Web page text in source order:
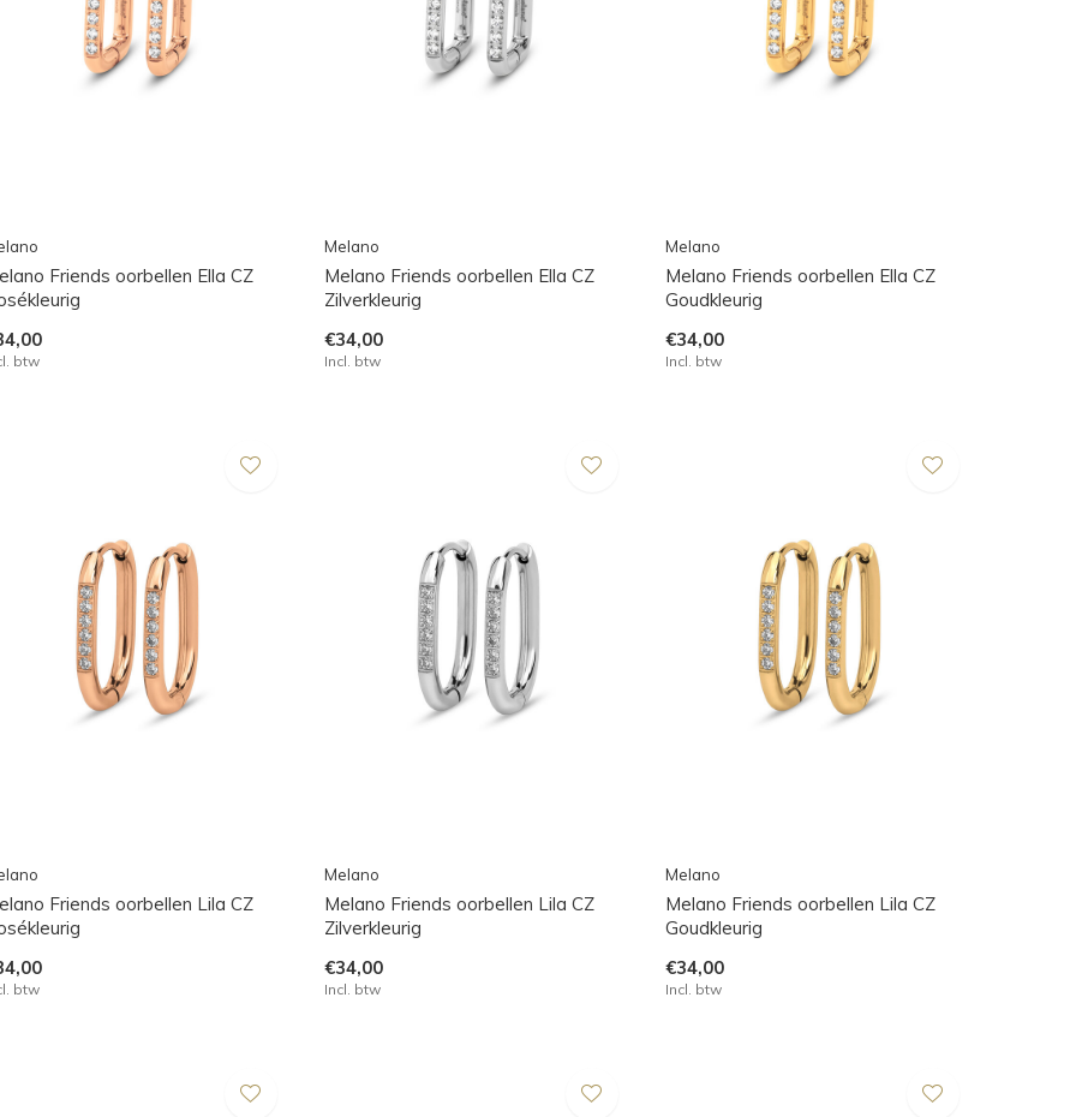
Friends oorbellen Ella CZ
btw
Melano
Melano Friends oorbellen Ella CZ
Zilverkleurig
€34,00
Incl. btw
Melano
Melano Friends oorbellen Ella CZ
Goudkleurig
€34,00
Incl. btw
Friends oorbellen Lila CZ
btw
Melano
Melano Friends oorbellen Lila CZ
Zilverkleurig
€34,00
Incl. btw
Melano
Melano Friends oorbellen Lila CZ
Goudkleurig
€34,00
Incl. btw